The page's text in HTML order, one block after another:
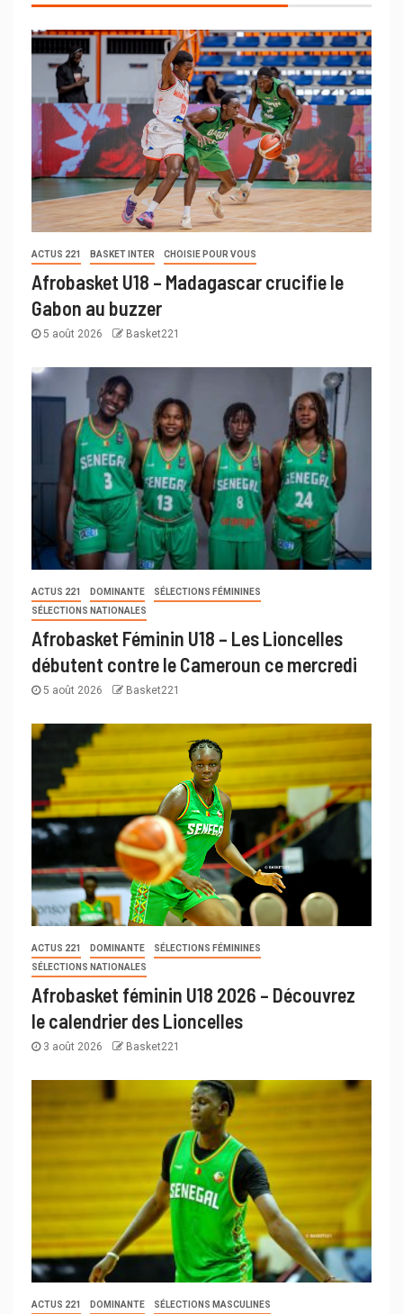
ACTUS 221 BASKET INTER CHOISIE POUR VOUS
Afrobasket U18 – Madagascar crucifie le
Gabon au buzzer
5 août 2026 Basket221
ACTUS 221 DOMINANTE
SÉLECTIONS FÉMININES
SÉLECTIONS NATIONALES
Afrobasket Féminin U18 – Les Lioncelles
débutent contre le Cameroun ce mercredi
5 août 2026 Basket221
ACTUS 221 DOMINANTE
SÉLECTIONS FÉMININES
SÉLECTIONS NATIONALES
Afrobasket féminin U18 2026 – Découvrez
le calendrier des Lioncelles
3 août 2026 Basket221
ACTUS 221 DOMINANTE
SÉLECTIONS MASCULINES